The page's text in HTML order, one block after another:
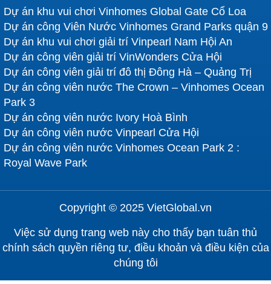
Dự án khu vui chơi Vinhomes Global Gate Cổ Loa
Dự án công Viên Nước Vinhomes Grand Parks quận 9
Dự án khu vui chơi giải trí Vinpearl Nam Hội An
Dự án công viên giải trí VinWonders Cửa Hội
Dự án công viên giải trí đô thị Đông Hà – Quảng Trị
Dự án công viên nước The Crown – Vinhomes Ocean
Park 3
Dự án công viên nước Ivory Hoà Bình
Dự án công viên nước Vinpearl Cửa Hội
Dự án công viên nước Vinhomes Ocean Park 2 :
Royal Wave Park
Copyright © 2025 VietGlobal.vn
Việc sử dụng trang web này cho thấy bạn tuân thủ
chính sách quyền riêng tư, điều khoản và điều kiện của
chúng tôi